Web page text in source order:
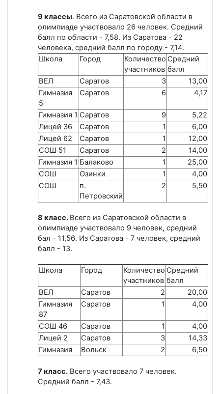
9 классы. Всего из Саратовской области в
олимпиаде участвовало 26 человек. Средний
балл по области - 7,58. Из Саратова - 22
человека, средний балл по городу - 7,14.
Школа
Город
Количество
участников
Средний
балл
ВЕЛ
Саратов 3
13,00
Гимназия
5
Саратов 6 4,17
Гимназия 1 Саратов 9
5,22
Лицей 36
Саратов 1
6,00
Лицей 62
Саратов 1
12,00
СОШ 51
Саратов 2
14,00
Гимназия 1 Балаково 1
25,00
СОШ
Озинки 1
4,00
СОШ
п.
Петровский
2 5,50
8 класс. Всего из Саратовской области в
олимпиаде участвовало 9 человек, средний
бал - 11,56. Из Саратова - 7 человек, средний
балл - 13.
Школа Город
Количество
участников
Средний
балл
ВЕЛ
Саратов 2
20,00
Гимназия
87
Саратов 1 4,00
СОШ 46 Саратов 1
4,00
Лицей 2
Саратов 3
14,33
Гимназия
Вольск 2 6,50
7 класс. Всего участвовало 7 человек.
Средний балл - 7,43.